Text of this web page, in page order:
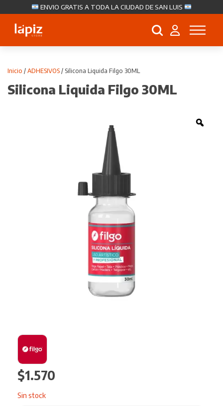
ENVIO GRATIS A TODA LA CIUDAD DE SAN LUIS
Búsqueda
Inicio / ADHESIVOS / Silicona Liquida Filgo 30ML
Silicona Liquida Filgo 30ML
$1.570
Sin stock